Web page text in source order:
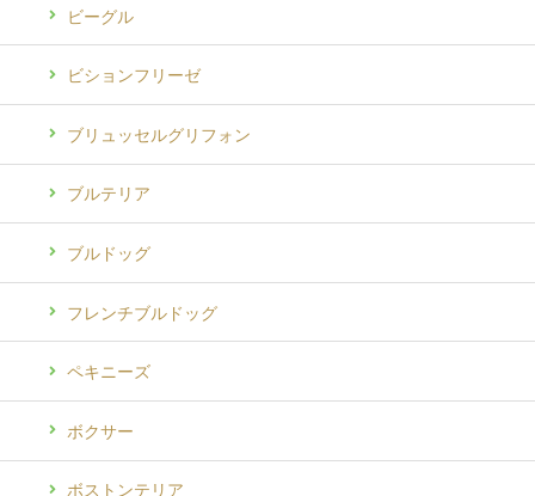
ビーグル
ビションフリーゼ
ブリュッセルグリフォン
ブルテリア
ブルドッグ
フレンチブルドッグ
ペキニーズ
ボクサー
ボストンテリア